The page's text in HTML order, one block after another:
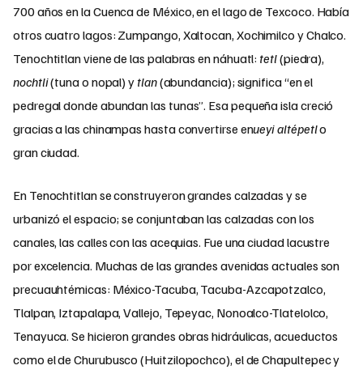
700 años en la Cuenca de México, en el lago de Texcoco. Había
otros cuatro lagos: Zumpango, Xaltocan, Xochimilco y Chalco.
Tenochtitlan viene de las palabras en náhuatl: tetl(piedra),
nochtli(tuna o nopal) y tlan(abundancia); significa “en el
pedregal donde abundan las tunas”. Esa pequeña isla creció
gracias a las chinampas hasta convertirse enueyi altépetlo
gran ciudad.
En Tenochtitlan se construyeron grandes calzadas y se
urbanizó el espacio; se conjuntaban las calzadas con los
canales, las calles con las acequias. Fue una ciudad lacustre
por excelencia. Muchas de las grandes avenidas actuales son
precuauhtémicas: México-Tacuba, Tacuba-Azcapotzalco,
Tlalpan, Iztapalapa, Vallejo, Tepeyac, Nonoalco-Tlatelolco,
Tenayuca. Se hicieron grandes obras hidráulicas, acueductos
como el de Churubusco (Huitzilopochco), el de Chapultepec y